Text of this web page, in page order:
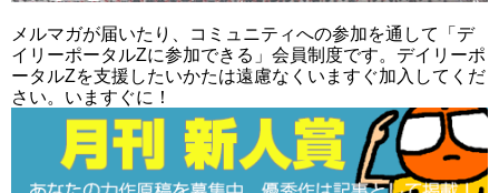
メルマガが届いたり、コミュニティへの参加を通して「デ
イリーポータルZに参加できる」会員制度です。デイリーポ
ータルZを支援したいかたは遠慮なくいますぐ加入してくだ
さい。いますぐに！